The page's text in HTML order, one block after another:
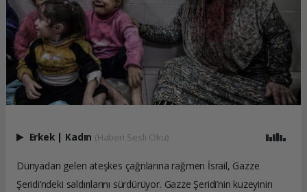
Erkek | Kadın (Haberi Sesli Oku)
Dünyadan gelen ateşkes çağrılarına rağmen İsrail, Gazze
Şeridi’ndeki saldırılarını sürdürüyor. Gazze Şeridi’nin kuzeyinin